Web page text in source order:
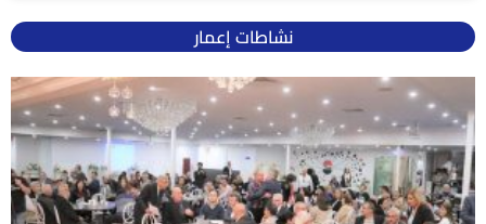
نشاطات إعمار